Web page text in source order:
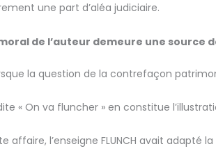
une part d’aléa judiciaire.
de l’auteur demeure une source
la question de la contrefaçon
« On va fluncher » en constitue
affaire, l’enseigne FLUNCH avait adapté